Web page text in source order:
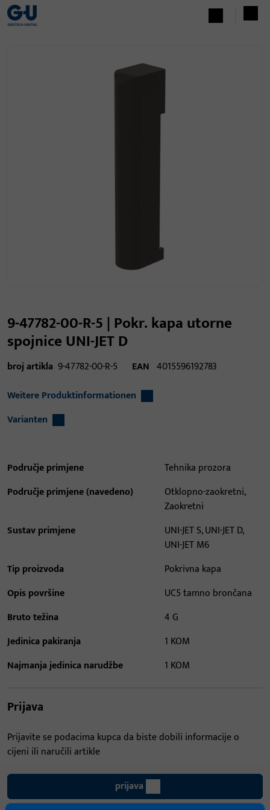
9-47782-00-R-5 | Pokr. kapa utorne
spojnice UNI-JET D
broj artikla 9-47782-00-R-5 EAN 4015596192783
Weitere Produktinformationen
Varianten
Područje primjene
Tehnika prozora
Područje primjene (navedeno)
Otklopno-zaokretni,
Zaokretni
Sustav primjene
UNI-JET S, UNI-JET D,
UNI-JET M6
Tip proizvoda
Pokrivna kapa
Opis površine
UC5 tamno brončana
Bruto težina
4 G
Jedinica pakiranja
1 KOM
Najmanja jedinica narudžbe
1 KOM
Prijava
Prijavite se podacima kupca da biste dobili informacije o
cijeni ili naručili artikle
prijava